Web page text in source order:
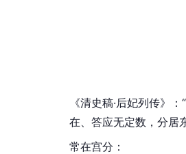
《清史稿·后妃列传》：
在、答应无定数，分居
常在宫分：